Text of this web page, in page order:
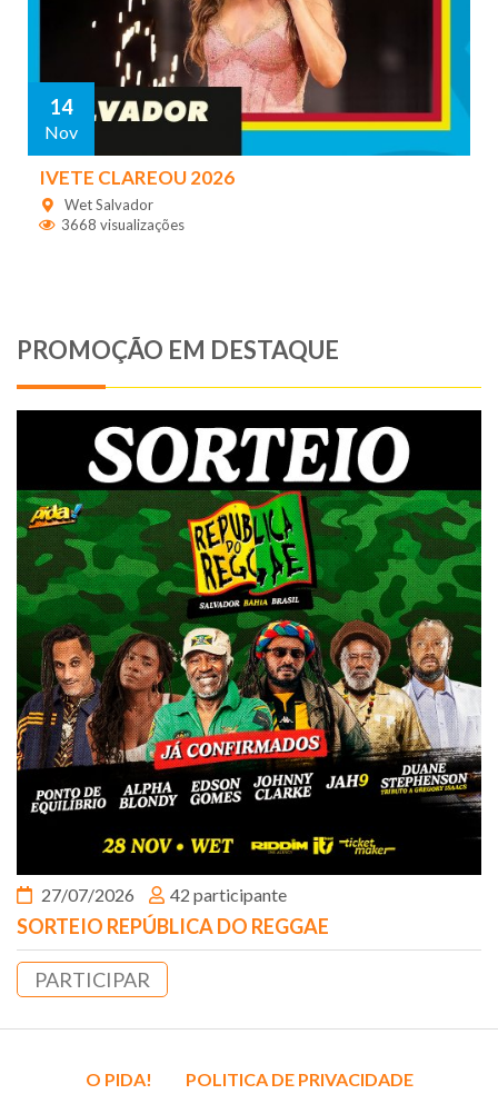
14
Nov
IVETE CLAREOU 2026
Wet Salvador
3668 visualizações
PROMOÇÃO EM DESTAQUE
27/07/2026 42 participante
SORTEIO REPÚBLICA DO REGGAE
PARTICIPAR
O PIDA! POLITICA DE PRIVACIDADE